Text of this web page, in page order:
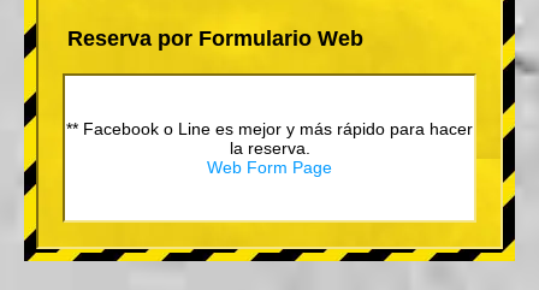
Reserva por Formulario Web
** Facebook o Line es mejor y más rápido para hacer
la reserva.
Web Form Page